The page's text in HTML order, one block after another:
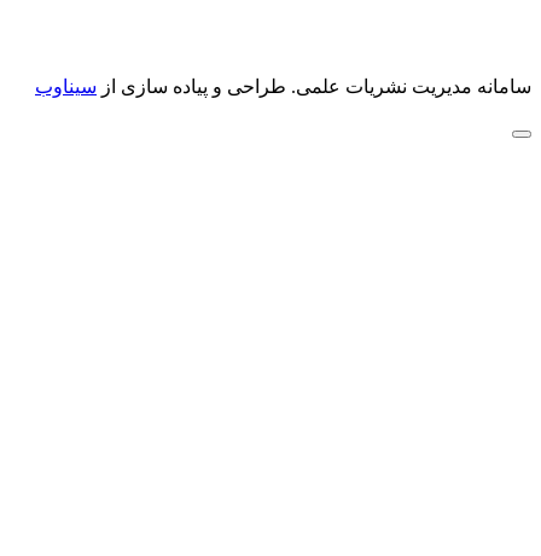
سامانه مدیریت نشریات علمی. طراحی و پیاده سازی از سیناوب